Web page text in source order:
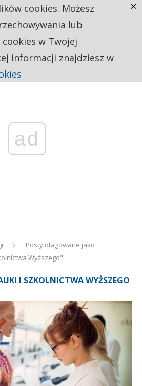
ad
Posty otagowane jako
Wyższego"
I SZKOLNICTWA WYŻSZEGO
cookies. Możesz
lub
w Twojej
informacji znajdziesz w
×